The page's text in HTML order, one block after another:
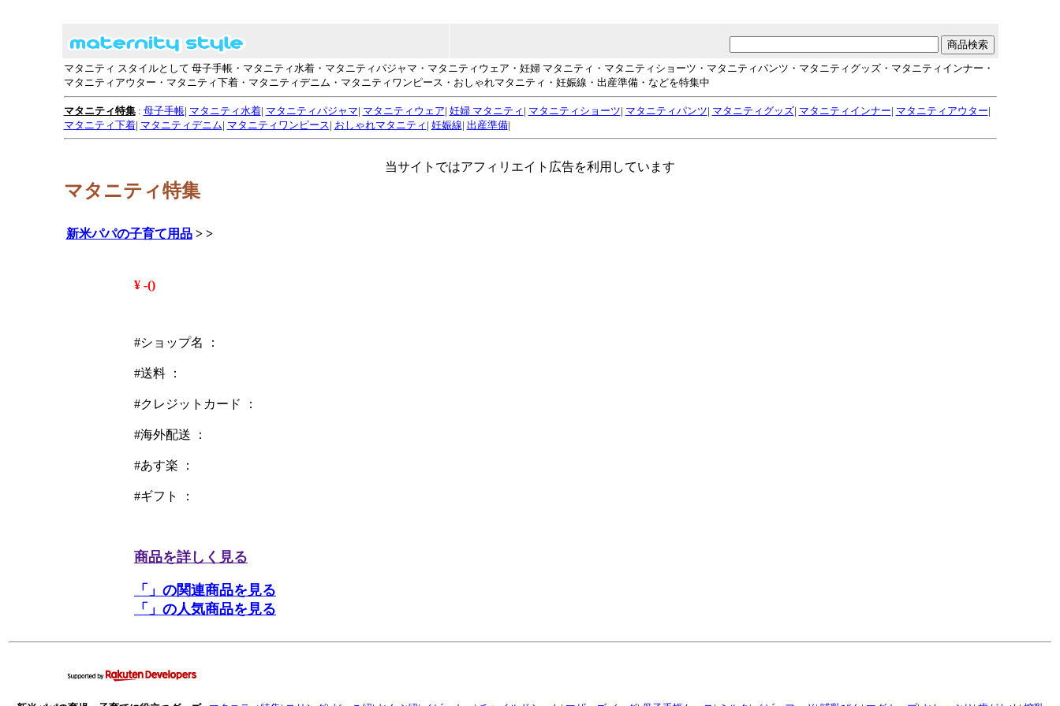
マタニティ スタイルとして 母子手帳・マタニティ水着・マタニティパジャマ・マタニティウェア・妊婦 マタニティ・マタニティショーツ・マタニティパンツ・マタニティグッズ・マタニティインナー・
マタニティアウター・マタニティ下着・マタニティデニム・マタニティワンピース・おしゃれマタニティ・妊娠線・出産準備・などを特集中
マタニティ特集: 母子手帳| マタニティ水着| マタニティパジャマ| マタニティウェア| 妊婦 マタニティ | マタニティショーツ| マタニティパンツ| マタニティグッズ| マタニティインナー| マタニティアウター|
マタニティ下着| マタニティデニム| マタニティワンピース| おしゃれマタニティ | 妊娠線| 出産準備|
当サイトではアフィリエイト広告を利用しています
マタニティ特集
新米パパの子育て用品> >
¥ -()
#ショップ名 ：
#送料 ：
#クレジットカード ：
#海外配送 ：
#あす楽 ：
#ギフト ：
商品を詳しく見る
「」の関連商品を見る
「」の人気商品を見る